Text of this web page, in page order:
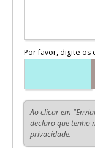
Por favor, digite os
Ao clicar em
declaro que tenho
privacidade.